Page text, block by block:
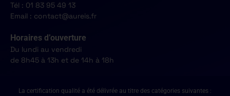
Tél : 01 83 95 49 13
Email : contact@aureis.fr
Horaires d’ouverture
Du lundi au vendredi
de 8h45 à 13h et de 14h à 18h
La certification qualité a été délivrée au titre des catégories suivantes :